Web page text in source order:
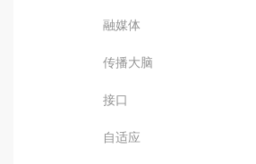
融媒体
传播大脑
接口
自适应